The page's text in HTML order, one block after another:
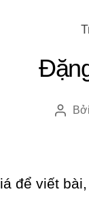
TácBởi
để viết